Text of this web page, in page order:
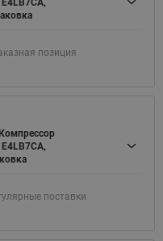
позиция
поставки